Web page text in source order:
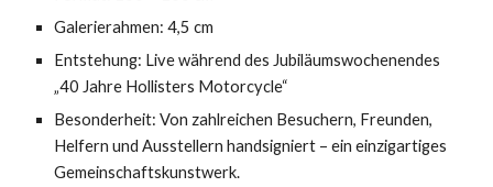
Galerierahmen: 4,5 cm
Entstehung: Live während des Jubiläumswochenendes
„40 Jahre Hollisters Motorcycle“
Besonderheit: Von zahlreichen Besuchern, Freunden,
Helfern und Ausstellern handsigniert – ein einzigartiges
Gemeinschaftskunstwerk.